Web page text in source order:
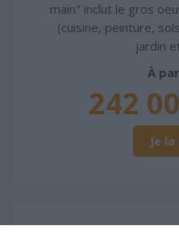
main" inclut le gros
(cuisine, peinture,
jardin
À
242
Je